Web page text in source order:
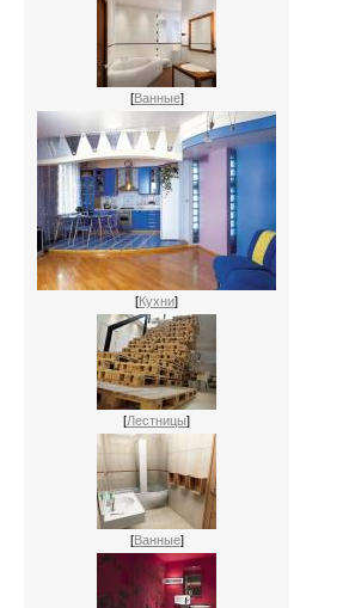
[Ванные]
[Кухни]
[Лестницы]
[Ванные]